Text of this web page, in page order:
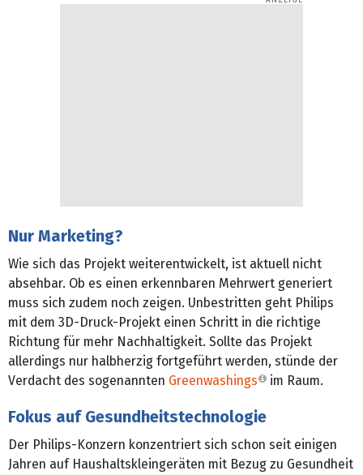
Nur Marketing?
Wie sich das Projekt weiterentwickelt, ist aktuell nicht
absehbar. Ob es einen erkennbaren Mehrwert generiert
muss sich zudem noch zeigen. Unbestritten geht Philips
mit dem 3D-Druck-Projekt einen Schritt in die richtige
Richtung für mehr Nachhaltigkeit. Sollte das Projekt
allerdings nur halbherzig fortgeführt werden, stünde der
Verdacht des sogenannten Greenwashings im Raum.
Fokus auf Gesundheitstechnologie
Der Philips-Konzern konzentriert sich schon seit einigen
Jahren auf Haushaltskleingeräten mit Bezug zu Gesundheit